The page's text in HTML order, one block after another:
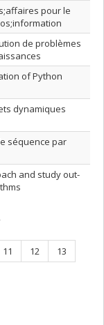
pour le
de problèmes
of Python
dynamiques
séquence par
and study out-
Page
11 Page
12 Page
13